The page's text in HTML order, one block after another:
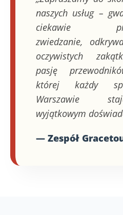
naszych usług –
ciekawie
zwiedzanie,
oczywistych
pasję
której każdy
Warszawie
wyjątkowym
— Zespół